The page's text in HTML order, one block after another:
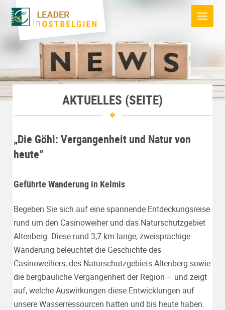
AKTUELLES (SEITE)
„Die Göhl: Vergangenheit und Natur von
heute“
Geführte Wanderung in Kelmis
Begeben Sie sich auf eine spannende Entdeckungsreise
rund um den Casinoweiher und das Naturschutzgebiet
Altenberg. Diese rund 3,7 km lange, zweisprachige
Wanderung beleuchtet die Geschichte des
Casinoweihers, des Naturschutzgebiets Altenberg sowie
die bergbauliche Vergangenheit der Region – und zeigt
auf, welche Auswirkungen diese Entwicklungen auf
unsere Wasserressourcen hatten und bis heute haben.